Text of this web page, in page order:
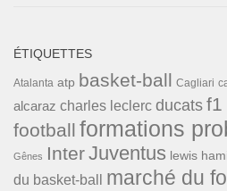
ÉTIQUETTES
Atalanta atp basket-ball Cagliari
alcaraz charles leclerc ducats f1
football formations
Gênes InterJuventus lewis
du basket-ball
marché du